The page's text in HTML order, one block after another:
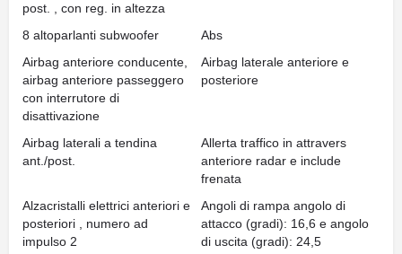
post. , con reg. in altezza
8 altoparlanti subwoofer
Abs
Airbag anteriore conducente,
airbag anteriore passeggero
con interrutore di
disattivazione
Airbag laterale anteriore e
posteriore
Airbag laterali a tendina
ant./post.
Allerta traffico in attravers
anteriore radar e include
frenata
Alzacristalli elettrici anteriori e
posteriori , numero ad
impulso 2
Angoli di rampa angolo di
attacco (gradi): 16,6 e angolo
di uscita (gradi): 24,5